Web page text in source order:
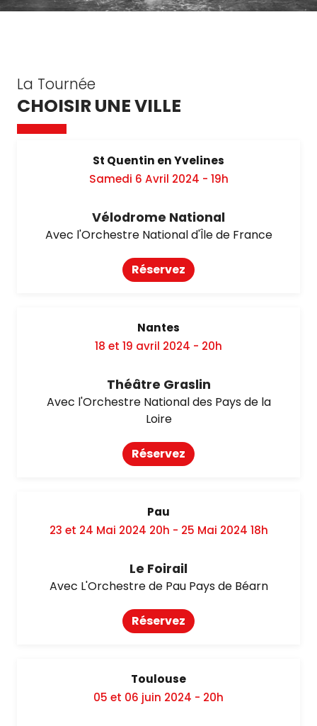
La Tournée
CHOISIR UNE VILLE
St Quentin en Yvelines
Samedi 6 Avril 2024 - 19h
Vélodrome National
Avec l'Orchestre National d'Île de France
Réservez
Nantes
18 et 19 avril 2024 - 20h
Théâtre Graslin
Avec l'Orchestre National des Pays de la
Loire
Réservez
Pau
23 et 24 Mai 2024 20h - 25 Mai 2024 18h
Le Foirail
Avec L'Orchestre de Pau Pays de Béarn
Réservez
Toulouse
05 et 06 juin 2024 - 20h